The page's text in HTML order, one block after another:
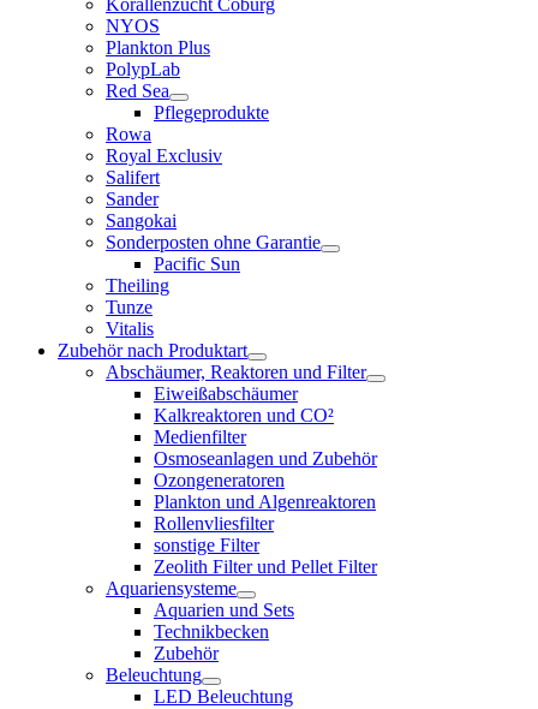
NYOS
Plankton Plus
PolypLab
Red Sea
Pflegeprodukte
Rowa
Royal Exclusiv
Salifert
Sander
Sangokai
Sonderposten ohne Garantie
Pacific Sun
Theiling
Tunze
Vitalis
Zubehör nach Produktart
Abschäumer, Reaktoren und Filter
Eiweißabschäumer
Kalkreaktoren und CO²
Medienfilter
Osmoseanlagen und Zubehör
Ozongeneratoren
Plankton und Algenreaktoren
Rollenvliesfilter
sonstige Filter
Zeolith Filter und Pellet Filter
Aquariensysteme
Aquarien und Sets
Technikbecken
Zubehör
Beleuchtung
LED Beleuchtung